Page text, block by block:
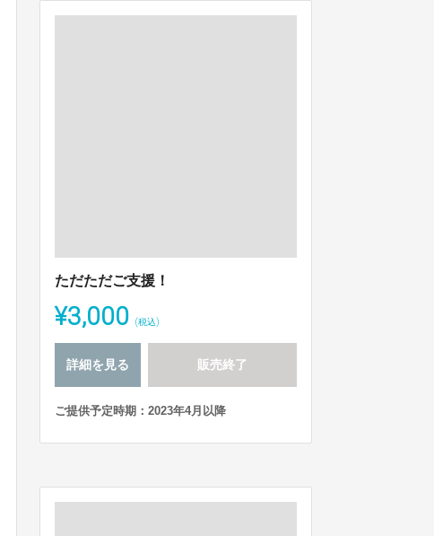
ただただご支援！
¥3,000 (税込)
詳細を見る 販売終了
ご提供予定時期：2023年4月以降